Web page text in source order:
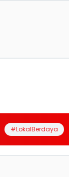
#LokalBerdaya